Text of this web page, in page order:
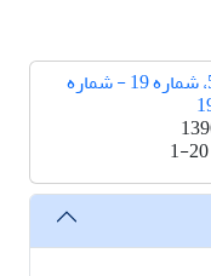
دوره 5، شماره 19 - شماره
1-20